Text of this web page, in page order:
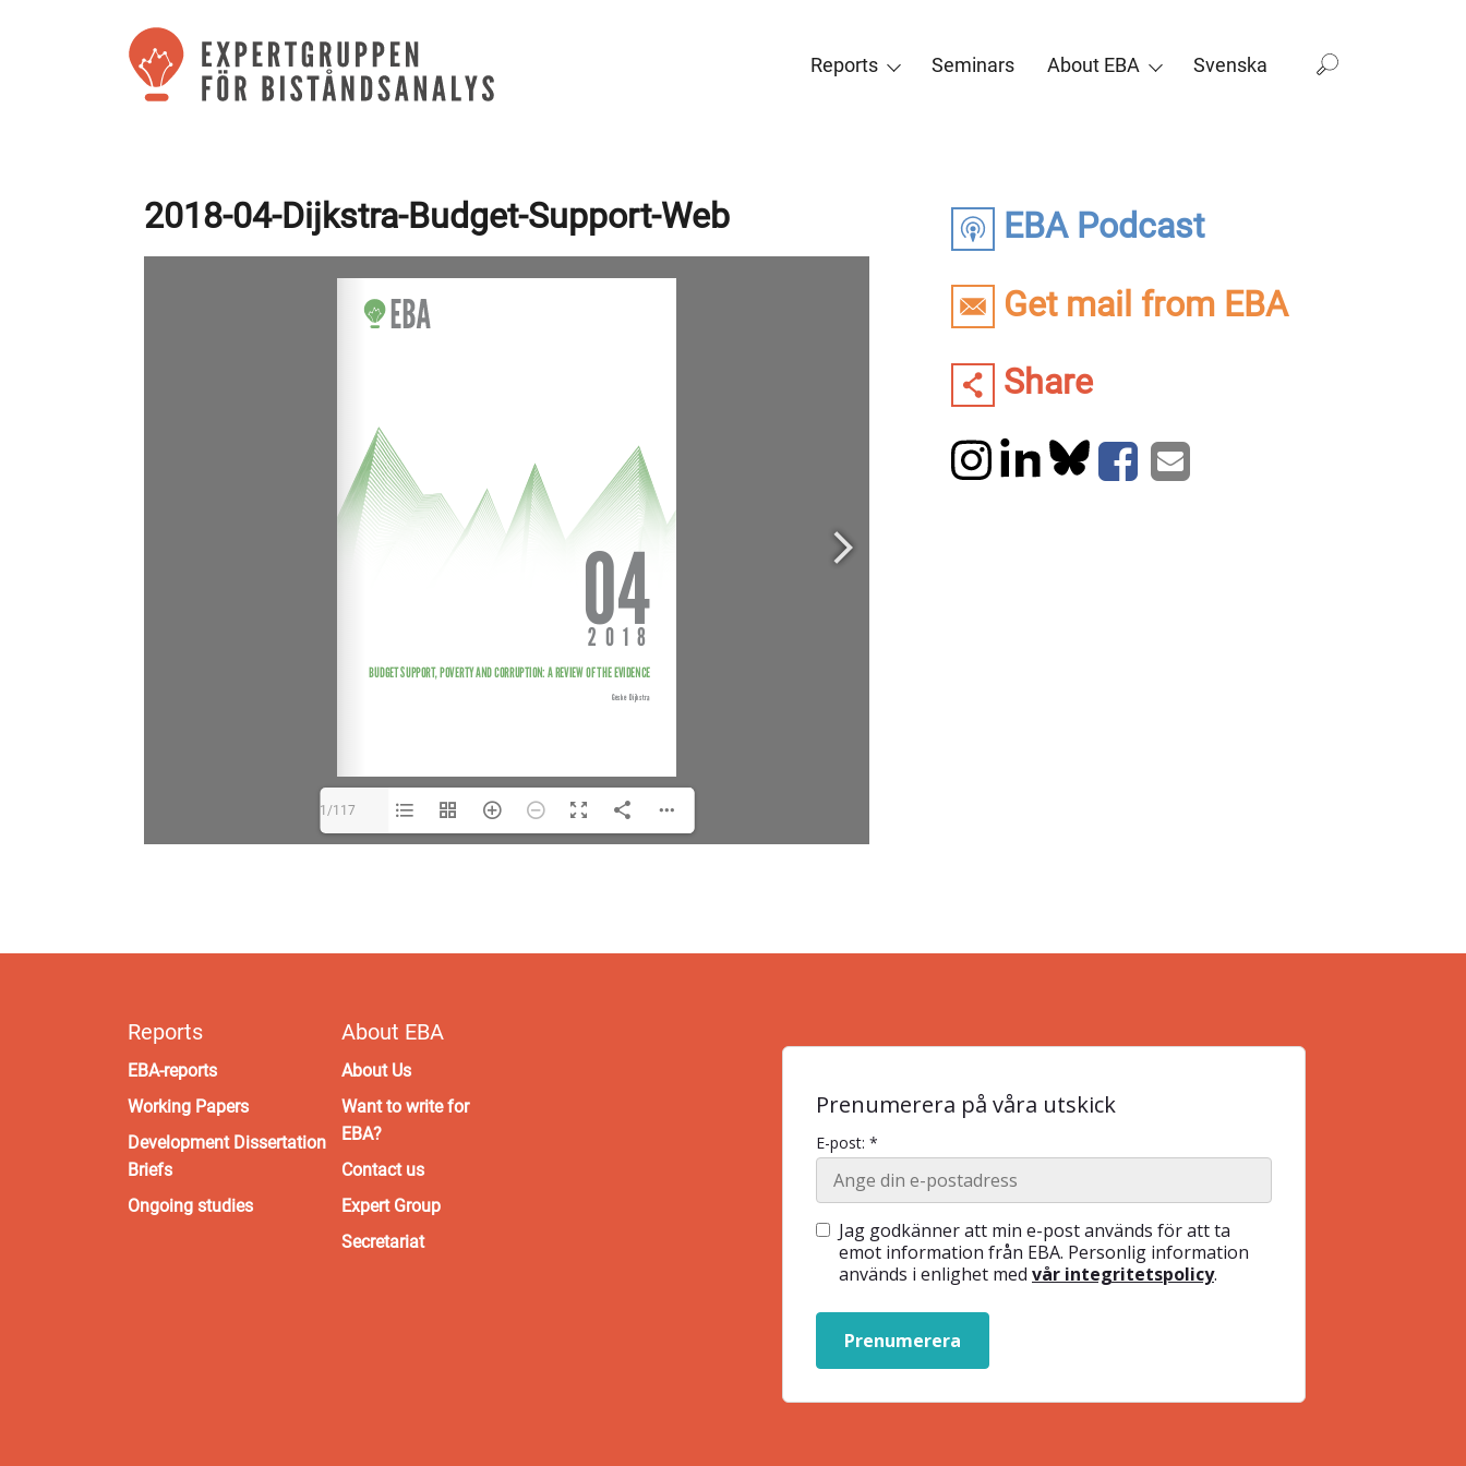
Reports Seminars About EBA Svenska
EBA Podcast
Get mail from EBA
Share
2018-04-Dijkstra-Budget-Support-Web
1/117
Reports
EBA-reports
Working Papers
Development Dissertation
Briefs
Ongoing studies
About EBA
About Us
Want to write for
EBA?
Contact us
Expert Group
Secretariat
Prenumerera på våra utskick
E-post: *
Jag godkänner att min e-post används för att ta
emot information från EBA. Personlig information
används i enlighet med vår integritetspolicy.
Prenumerera